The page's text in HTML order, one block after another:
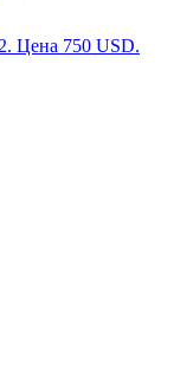
Цена 750 USD.